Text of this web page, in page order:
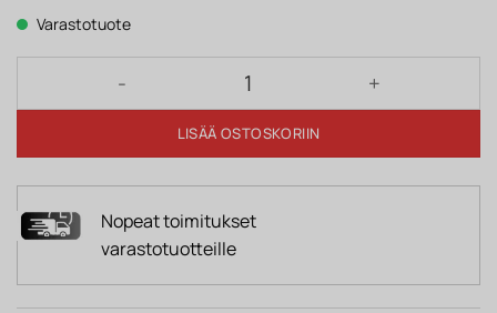
70 €.
Varastotuote
Lattiavalaisin FLORENCE mattavalkoinen määrä
LISÄÄ OSTOSKORIIN
Nopeat toimitukset
varastotuotteille